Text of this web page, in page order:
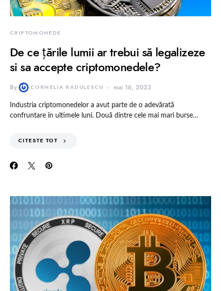
CRIPTOMONEDE
De ce țările lumii ar trebui să legalizeze
si sa accepte criptomonedele?
By CORNELIA RADULESCU mai 16, 2023
Industria criptomonedelor a avut parte de o adevărată
confruntare în ultimele luni. Două dintre cele mai mari burse…
CITESTE TOT